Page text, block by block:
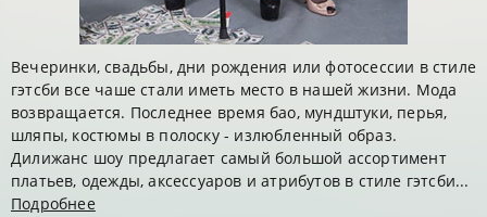
Вечеринки, свадьбы, дни рождения или фотосессии в стиле
гэтсби все чаше стали иметь место в нашей жизни. Мода
возвращается. Последнее время бао, мундштуки, перья,
шляпы, костюмы в полоску - излюбленный образ.
Дилижанс шоу предлагает самый большой ассортимент
платьев, одежды, аксессуаров и атрибутов в стиле гэтсби...
Подробнее